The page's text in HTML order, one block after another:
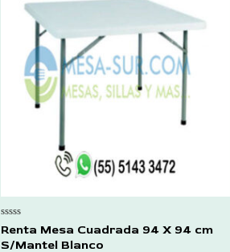
Rated
0
out
Renta Mesa Cuadrada 94 X 94 cm
S/Mantel Blanco